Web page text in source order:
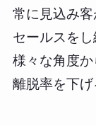
常に見込み客
セールスをし
様々な角度か
離脱率を下げ